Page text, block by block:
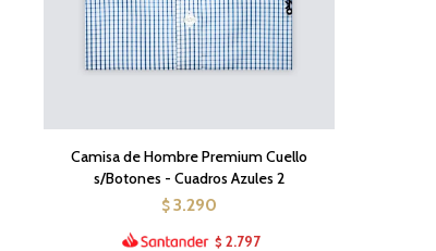
Camisa de Hombre Premium Cuello
s/Botones - Cuadros Azules 2
$ 3.290
$ 2.797